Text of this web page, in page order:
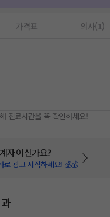
가격표 의사(1)
진료시간을 꼭 확인하세요!
자 이신가요?
로 광고 시작하세요! 💰💰